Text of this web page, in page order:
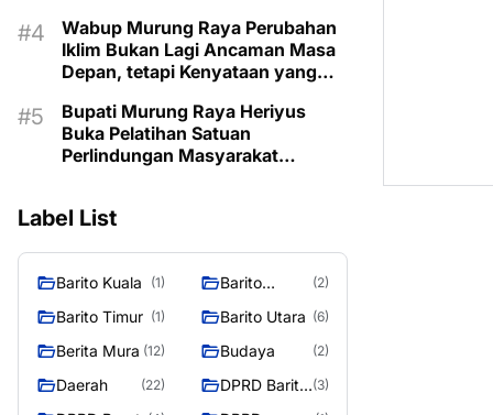
Wabup Murung Raya Perubahan
Iklim Bukan Lagi Ancaman Masa
Depan, tetapi Kenyataan yang
Bupati Murung Raya Heriyus
Buka Pelatihan Satuan
Perlindungan Masyarakat
Tantangan Keamanan Daerah
Label List
Barito Kuala (1)
Barito
(2)
Barito Timur (1) Barito Utara (6)
Berita Mura (12) Budaya (2)
Daerah (22)
DPRD Barito (3)